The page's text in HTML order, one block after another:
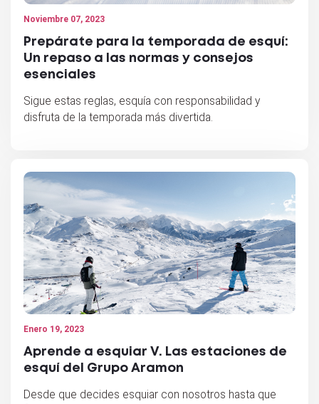
Noviembre 07, 2023
Prepárate para la temporada de esquí:
Un repaso a las normas y consejos
esenciales
Sigue estas reglas, esquía con responsabilidad y
disfruta de la temporada más divertida.
Enero 19, 2023
Aprende a esquiar V. Las estaciones de
esquí del Grupo Aramon
Desde que decides esquiar con nosotros hasta que